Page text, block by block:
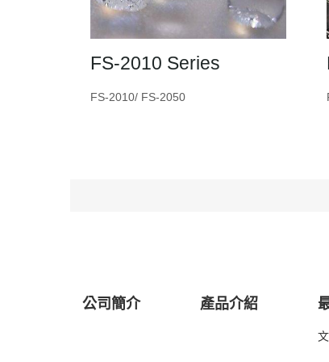
FS-2010 Series
FS-2010/ FS-2050
公司簡介 產品介紹